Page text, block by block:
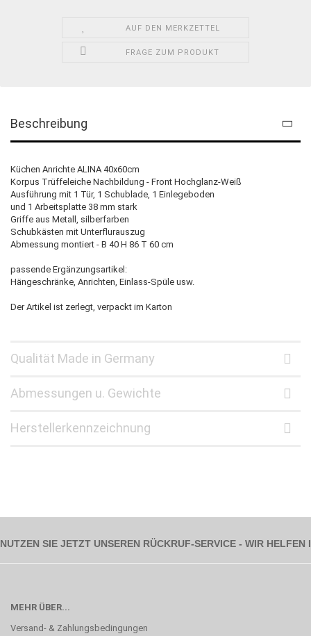
AUF DEN MERKZETTEL
FRAGE ZUM PRODUKT
Beschreibung
Küchen Anrichte ALINA 40x60cm
Korpus Trüffeleiche Nachbildung - Front Hochglanz-Weiß
Ausführung mit 1 Tür, 1 Schublade, 1 Einlegeboden
und 1 Arbeitsplatte 38 mm stark
Griffe aus Metall, silberfarben
Schubkästen mit Unterflurauszug
Abmessung montiert - B 40 H 86 T 60 cm
passende Ergänzungsartikel:
Hängeschränke, Anrichten, Einlass-Spüle usw.
Der Artikel ist zerlegt, verpackt im Karton
Qualität Made in Germany
Abmessungen u. Gewichte
Herstellerkennzeichnung
NUTZEN SIE JETZT UNSEREN RÜCKRUF-SERVICE - WIR
MEHR ÜBER...
Versand- & Zahlungsbedingungen